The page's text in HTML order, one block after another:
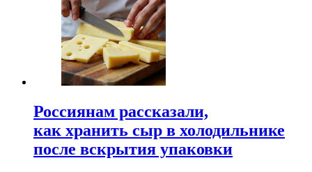
Россиянам рассказали,
как хранить сыр в холодильнике
после вскрытия упаковки